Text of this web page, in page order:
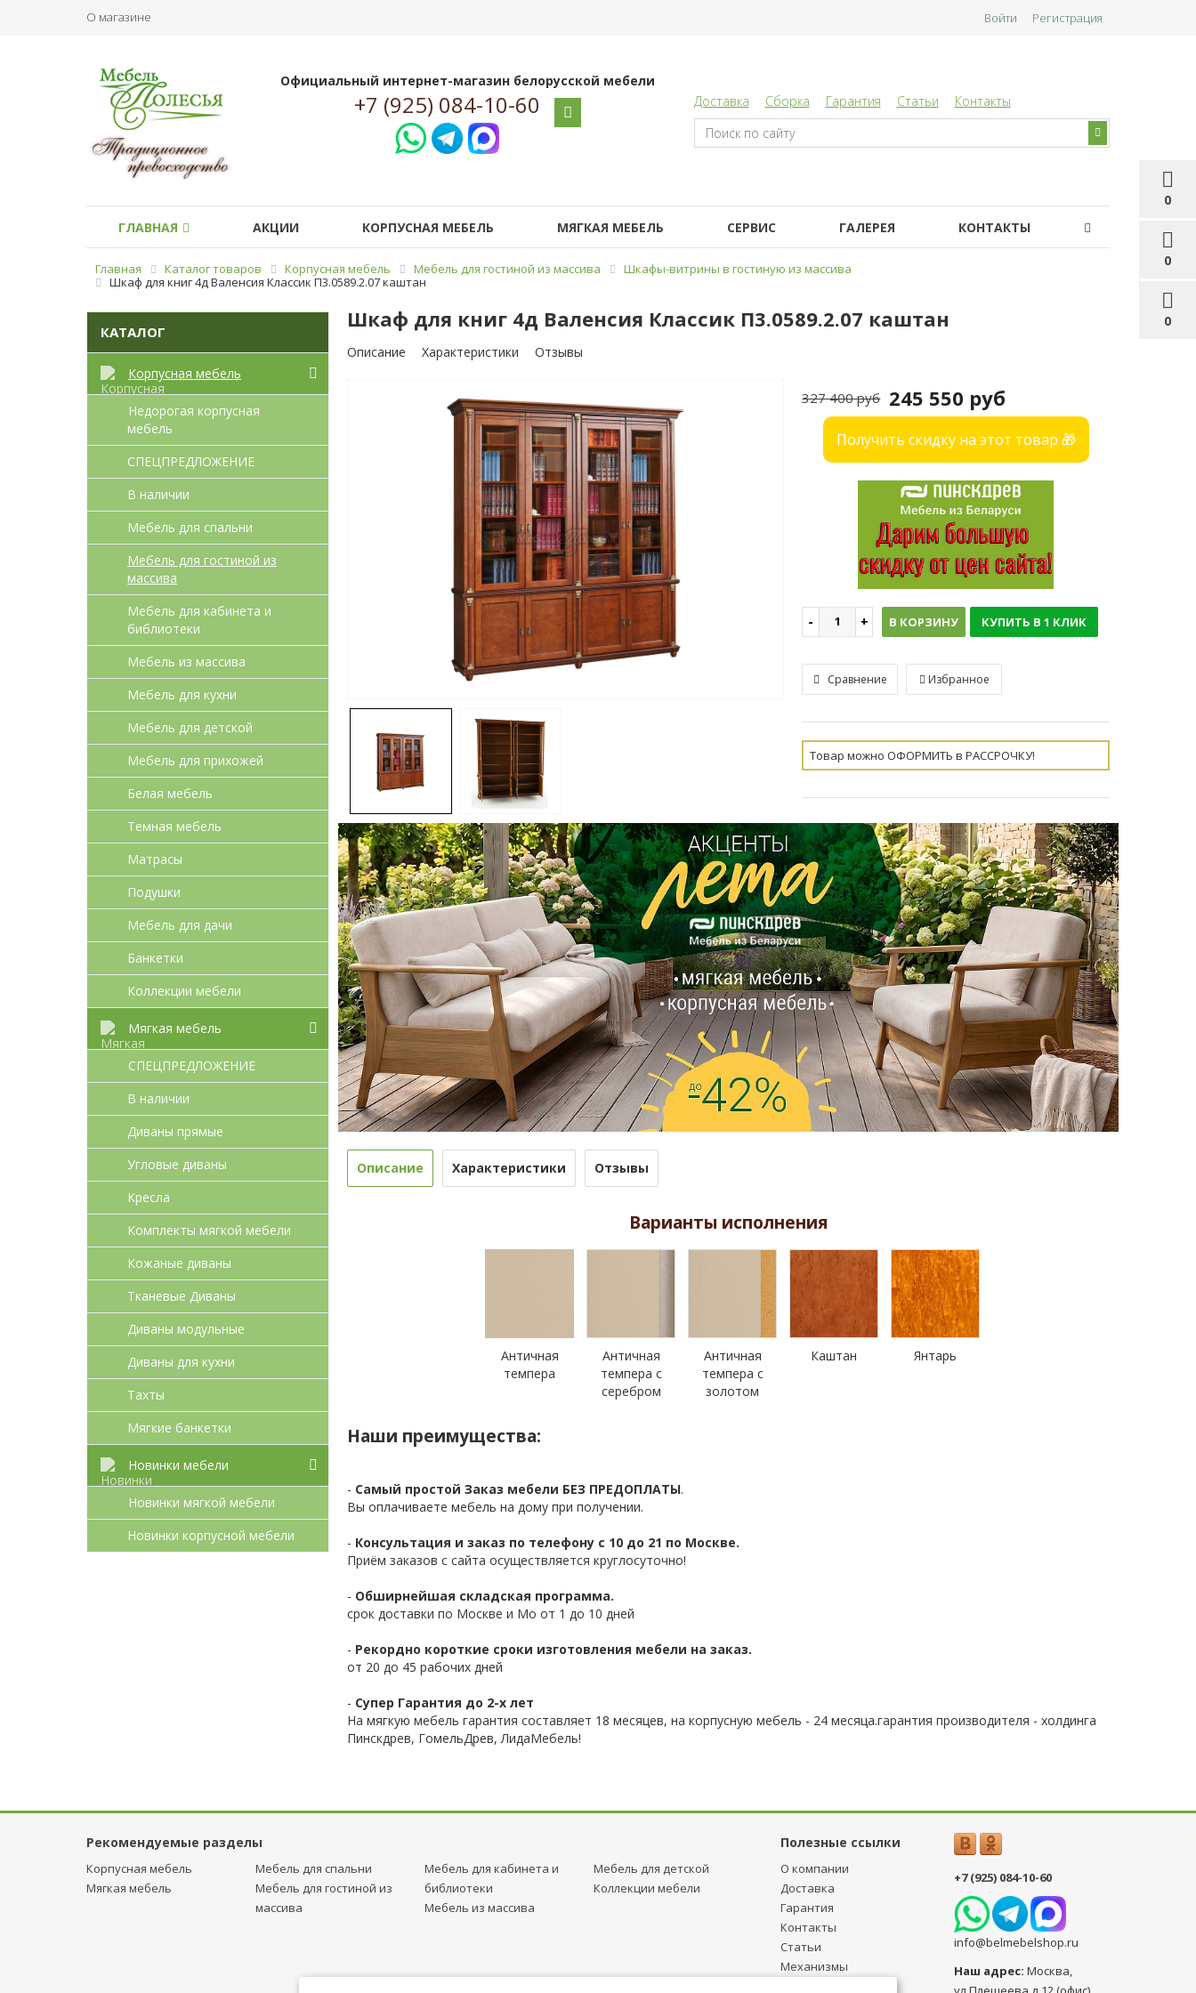
О магазине
0
0
0
Войти Регистрация
Официальный интернет-магазин белорусской мебели
+7 (925) 084-10-60 Доставка Сборка Гарантия Статьи Контакты
ГЛАВНАЯ АКЦИИ КОРПУСНАЯ МЕБЕЛЬ МЯГКАЯ МЕБЕЛЬ СЕРВИС ГАЛЕРЕЯ КОНТАКТЫ
Главная Каталог товаров Корпусная мебель Мебель для гостиной из массива
Шкафы-витрины в гостиную из массива
Шкаф для книг 4д Валенсия Классик П3.0589.2.07 каштан
КАТАЛОГ
Корпусная мебель
Недорогая корпусная
мебель
СПЕЦПРЕДЛОЖЕНИЕ
В наличии
Мебель для спальни
Мебель для гостиной из
массива
Мебель для кабинета и
библиотеки
Мебель из массива
Мебель для кухни
Мебель для детcкой
Мебель для прихожей
Белая мебель
Темная мебель
Матрасы
Подушки
Мебель для дачи
Банкетки
Коллекции мебели
Мягкая мебель
СПЕЦПРЕДЛОЖЕНИЕ
В наличии
Диваны прямые
Угловые диваны
Кресла
Комплекты мягкой мебели
Кожаные диваны
Тканевые Диваны
Диваны модульные
Диваны для кухни
Тахты
Мягкие банкетки
Новинки мебели
Новинки мягкой мебели
Новинки корпусной мебели
Шкаф для книг 4д Валенсия Классик П3.0589.2.07 каштан
Описание Характеристики Отзывы
245 550 руб
327 400 руб
Получить скидку на этот товар 🎁
В КОРЗИНУ КУПИТЬ В 1 КЛИК
Сравнение Избранное
Товар можно ОФОРМИТЬ в РАССРОЧКУ!
Описание Характеристики Отзывы
Варианты исполнения
Античная
темпера
Античная
темпера с
серебром
Античная
темпера с
золотом
Каштан Янтарь
Наши преимущества:
- Самый простой Заказ мебели БЕЗ ПРЕДОПЛАТЫ.
Вы оплачиваете мебель на дому при получении.
- Консультация и заказ по телефону с 10 до 21 по Москве.
Приём заказов с сайта осуществляется круглосуточно!
- Обширнейшая складская программа.
срок доставки по Москве и Мо от 1 до 10 дней
- Рекордно короткие сроки изготовления мебели на заказ.
от 20 до 45 рабочих дней
- Супер Гарантия до 2-х лет
На мягкую мебель гарантия составляет 18 месяцев, на корпусную мебель - 24 месяца.гарантия производителя - холдинга
Пинскдрев, ГомельДрев, ЛидаМебель!
Рекомендуемые разделы Полезные ссылки
Корпусная мебель
Мягкая мебель
Мебель для спальни
Мебель для гостиной из
массива
Мебель для кабинета и
библиотеки
Мебель из массива
Мебель для детcкой
Коллекции мебели
О компании
Доставка
Гарантия
Контакты
Статьи
Механизмы
+7 (925) 084-10-60
info@belmebelshop.ru
Наш адрес: Москва